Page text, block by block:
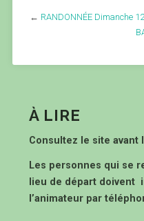
← RANDONNÉE Dimanche
À LIRE
Consultez le site avant
Les personnes qui se
lieu de départ doivent
l’animateur par